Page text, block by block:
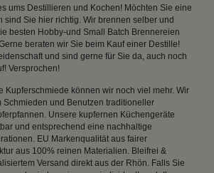
ums Destillieren und Kochen! Möchten Sie eine
sind Sie hier richtig. Wir brennen selber und
besten Hobby-und Small Batch Brennereien
beraten wir Sie beim Kauf einer Destille!
und sind gerne für Sie da, auch noch
Versprochen!
Kupferschmiede können wir noch viel mehr. Wir
Schmieden und Benutzen traditioneller
Unsere kupfernen Küchengeräte
und entsprechend eine nachhaltige
EU Markenqualität aus fairer
aus 100% reinen Materialien. Bleifrei &
Versand direkt aus der Rhön. Falls Sie